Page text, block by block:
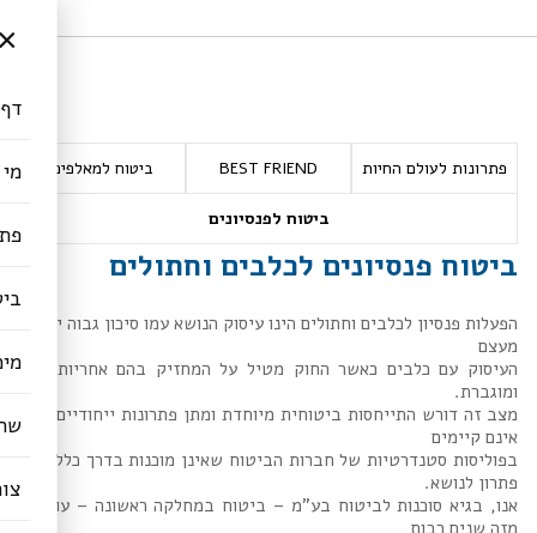
פתרונות לעולם החיות BEST FRIEND ביטוח למאלפים
ביטוח לפנסיונים
ביטוח פנסיונים לכלבים וחתולים
הפעלות פנסיון לכלבים וחתולים הינו עיסוק הנושא עמו סיכון גבוה יחסית
מעצם
העיסוק עם כלבים כאשר החוק מטיל על המחזיק בהם אחריות רבה
ומוגברת.
מצב זה דורש התייחסות ביטוחית מיוחדת ומתן פתרונות ייחודיים אשר
אינם קיימים
בפוליסות סטנדרטיות של חברות הביטוח שאינן מוכנות בדרך כלל לתת
פתרון לנושא.
אנו, בגיא סוכנות לביטוח בע"מ – ביטוח במחלקה ראשונה – עוסקים
מזה שנים רבות